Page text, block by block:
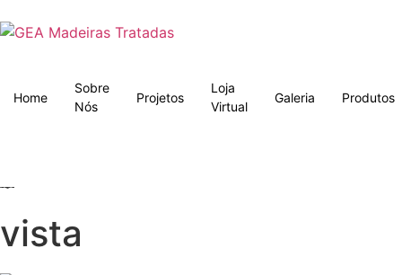
Home
Sobre
Nós
Projetos
Loja
Virtual
Galeria Produtos
vista